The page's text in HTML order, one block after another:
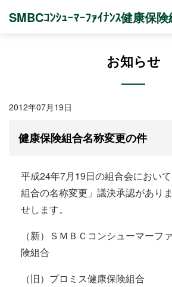
SMBCｺﾝｼｭｰﾏｰﾌｧｲﾅﾝｽ健康保
お知らせ
2012年07月19日
健康保険組合名称変更の件
平成24年7月19日の組合会におい
組合の名称変更」議決承認があり
せします。
（新）ＳＭＢＣコンシューマーフ
険組合
（旧）プロミス健康保険組合